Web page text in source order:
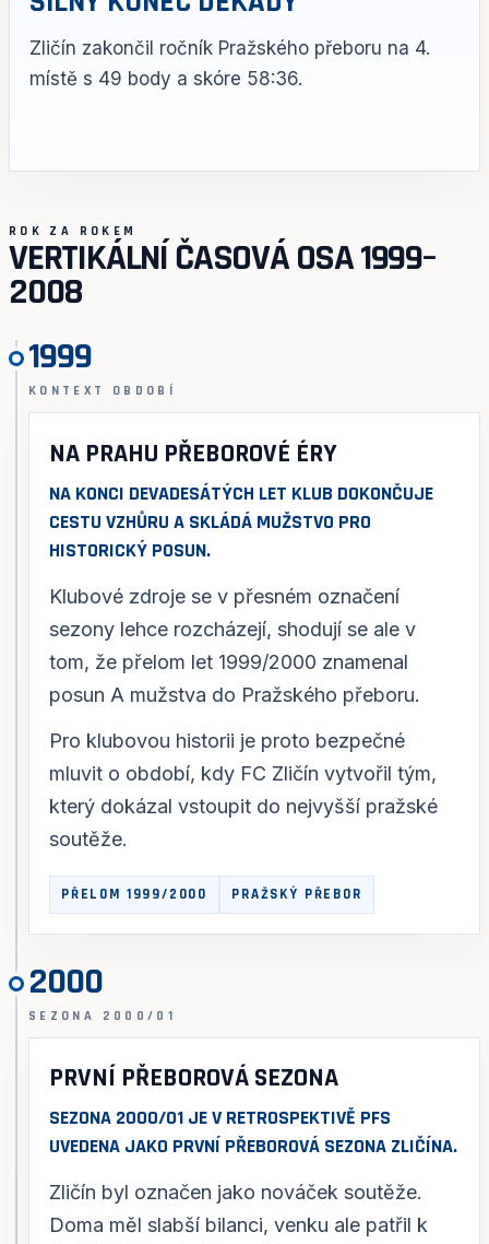
Zličín zakončil ročník Pražského přeboru na 4.
místě s 49 body a skóre 58:36.
ROK ZA ROKEM
VERTIKÁLNÍ ČASOVÁ OSA 1999–
2008
1999
KONTEXT OBDOBÍ
NA PRAHU PŘEBOROVÉ ÉRY
NA KONCI DEVADESÁTÝCH LET KLUB DOKONČUJE
CESTU VZHŮRU A SKLÁDÁ MUŽSTVO PRO
HISTORICKÝ POSUN.
Klubové zdroje se v přesném označení
sezony lehce rozcházejí, shodují se ale v
tom, že přelom let 1999/2000 znamenal
posun A mužstva do Pražského přeboru.
Pro klubovou historii je proto bezpečné
mluvit o období, kdy FC Zličín vytvořil tým,
který dokázal vstoupit do nejvyšší pražské
soutěže.
PŘELOM 1999/2000 PRAŽSKÝ PŘEBOR
2000
SEZONA 2000/01
PRVNÍ PŘEBOROVÁ SEZONA
SEZONA 2000/01 JE V RETROSPEKTIVĚ PFS
UVEDENA JAKO PRVNÍ PŘEBOROVÁ SEZONA ZLIČÍNA.
Zličín byl označen jako nováček soutěže.
Doma měl slabší bilanci, venku ale patřil k